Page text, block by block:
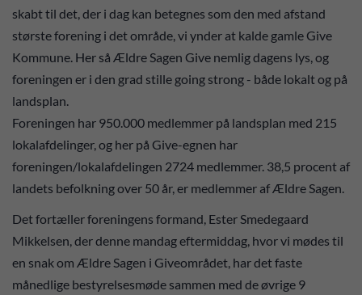
skabt til det, der i dag kan betegnes som den med afstand
største forening i det område, vi ynder at kalde gamle Give
Kommune. Her så Ældre Sagen Give nemlig dagens lys, og
foreningen er i den grad stille going strong - både lokalt og på
landsplan.
Foreningen har 950.000 medlemmer på landsplan med 215
lokalafdelinger, og her på Give-egnen har
foreningen/lokalafdelingen 2724 medlemmer. 38,5 procent af
landets befolkning over 50 år, er medlemmer af Ældre Sagen.
Det fortæller foreningens formand, Ester Smedegaard
Mikkelsen, der denne mandag eftermiddag, hvor vi mødes til
en snak om Ældre Sagen i Giveområdet, har det faste
månedlige bestyrelsesmøde sammen med de øvrige 9